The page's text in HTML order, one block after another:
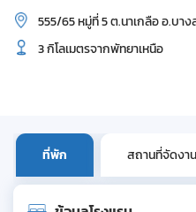
555/65 หมู่ที่ 5 ต.นาเกลือ อ.บา
3 กิโลเมตรจากพัทยาเหนือ
ที่พัก สถานที่จัดงาน